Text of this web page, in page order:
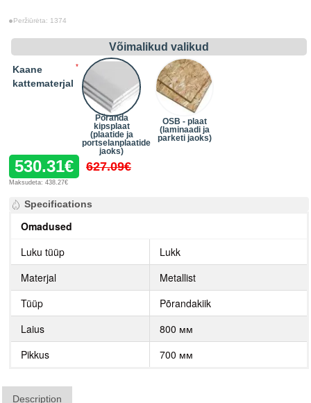
Peržiūrėta: 1374
530.31€ 627.09€
Maksudeta: 438.27€
Võimalikud valikud
Kaane
kattematerjal
Põranda
kipsplaat
(plaatide ja
portselanplaatide
jaoks)
OSB - plaat
(laminaadi ja
parketi jaoks)
Specifications
Omadused
Luku tüüp
Lukk
Materjal
Metallist
Tüüp
Põrandakiik
Laius
800 мм
Pikkus
700 мм
Description